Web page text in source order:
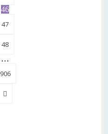
46
47
48
…
906